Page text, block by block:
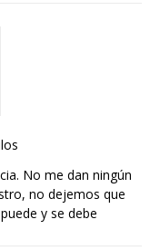
No me dan ningún
no dejemos que
y se debe